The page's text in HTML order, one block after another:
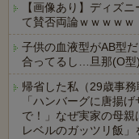
【画像あり】ディズ
て賛否両論ｗｗｗｗｗ
子供の血液型がAB型
合ってるし…旦那(O型
帰省した私（29歳事
「ハンバーグに唐揚
で！」なぜ実家の母
レベルのガッツリ飯」